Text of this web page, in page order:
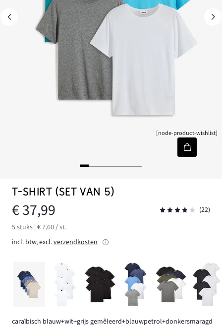
[node-product-wishlist]
T-SHIRT (SET VAN 5)
€ 37,99
(22)
5 stuks | € 7,60 / st.
incl. btw, excl.verzendkosten
caraïbisch blauw+wit+grijs gemêleerd+blauwpetrol+donkersmaragd